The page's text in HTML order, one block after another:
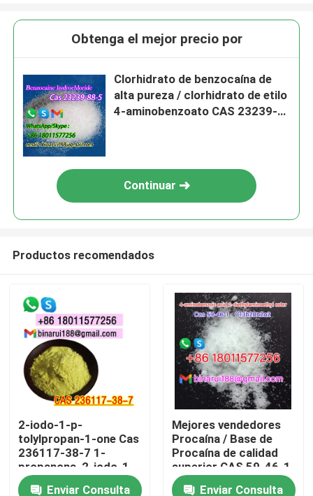
En casa
Productos
Los vídeos
Obtenga el mejor precio por
Clorhidrato de benzocaína de
alta pureza / clorhidrato de etilo
4-aminobenzoato CAS 23239-
Continuar
Productos recomendados
2-iodo-1-p-
tolylpropan-1-one Cas
236117-38-7 1-
propanona, 2-iodo-1-
((4-metilfenilo) -
Enviar Consulta
Mejores vendedores
Procaína / Base de
Procaína de calidad
superior CAS 59-46-1
Enviar Consulta